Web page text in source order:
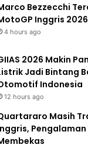
Bezzecchi
Inggris 2026
4 hours ago
2026 Makin
Jadi Bintang
Indonesia
12 hours ago
Masih
Pengalaman